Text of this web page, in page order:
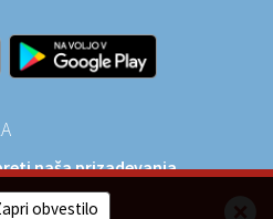
naša prizadevanja
obvestilo